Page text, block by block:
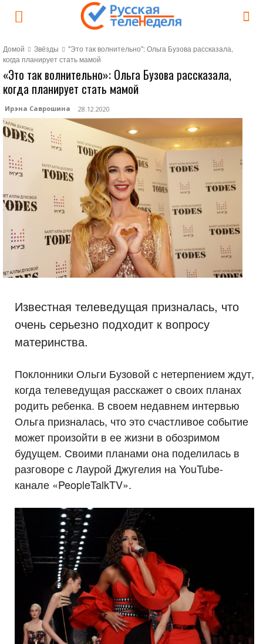
Домой Звёзды
"Это так волнительно": Ольга Бузова рассказала,
когда планирует стать мамой
«Это так волнительно»: Ольга Бузова рассказала,
когда планирует стать мамой
Ирэна Саврошина 28.12.2020
Известная телеведущая призналась, что
очень серьезно подходит к вопросу
материнства.
Поклонники Ольги Бузовой с нетерпением ждут,
когда телеведущая расскажет о своих планах
родить ребенка. В своем недавнем интервью
Ольга призналась, что это счастливое событие
может произойти в ее жизни в обозримом
будущем. Своими планами она поделилась в
разговоре с Лаурой Джугелия на YouTube-
канале «PeopleTalkTV».